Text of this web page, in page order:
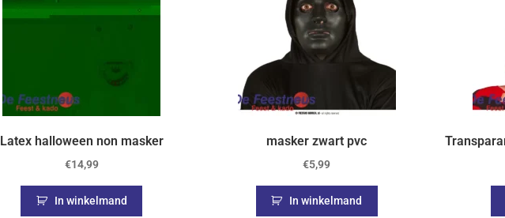
Latex halloween non masker
€14,99
In winkelmand
masker zwart pvc
€5,99
In winkelmand